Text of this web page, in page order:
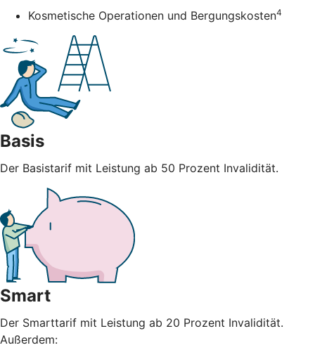
Kosmetische Operationen und Bergungskosten4
Basis
Der Basistarif mit Leistung ab 50 Prozent Invalidität.
Smart
Der Smarttarif mit Leistung ab 20 Prozent Invalidität.
Außerdem: